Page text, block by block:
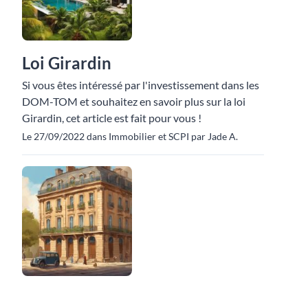
Loi Girardin
Si vous êtes intéressé par l'investissement dans les
DOM-TOM et souhaitez en savoir plus sur la loi
Girardin, cet article est fait pour vous !
Le 27/09/2022 dans Immobilier et SCPI par Jade A.